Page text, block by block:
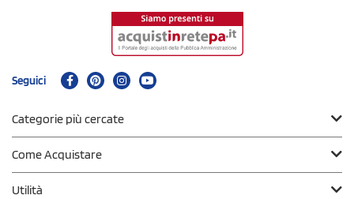
Seguici
Categorie più cercate
Come Acquistare
Utilità